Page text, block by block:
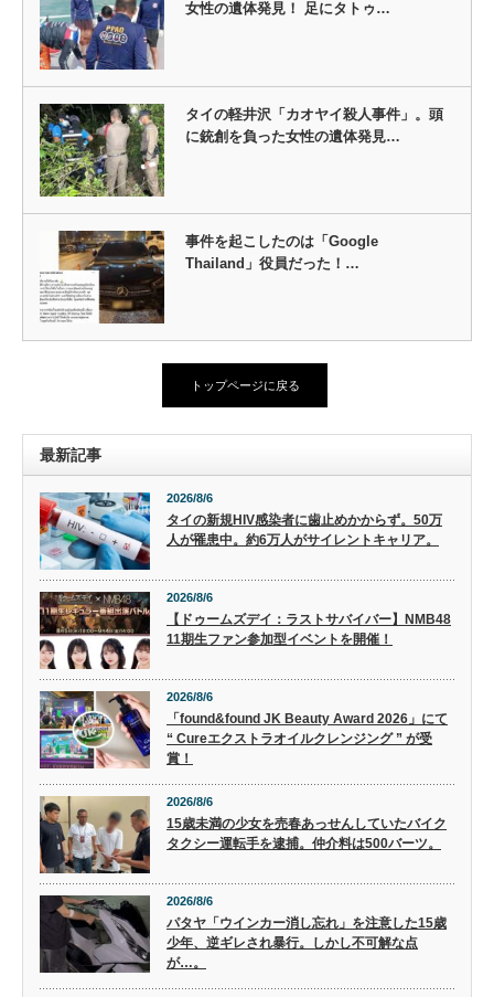
女性の遺体発見！ 足にタトゥ…
タイの軽井沢「カオヤイ殺人事件」。頭
に銃創を負った女性の遺体発見…
事件を起こしたのは「Google
Thailand」役員だった！…
トップページに戻る
最新記事
2026/8/6
タイの新規HIV感染者に歯止めかからず。50万
人が罹患中。約6万人がサイレントキャリア。
2026/8/6
【ドゥームズデイ：ラストサバイバー】NMB48
11期生ファン参加型イベントを開催！
2026/8/6
「found&found JK Beauty Award 2026」にて
“ Cureエクストラオイルクレンジング ” が受
賞！
2026/8/6
15歳未満の少女を売春あっせんしていたバイク
タクシー運転手を逮捕。仲介料は500バーツ。
2026/8/6
パタヤ「ウインカー消し忘れ」を注意した15歳
少年、逆ギレされ暴行。しかし不可解な点
が…。